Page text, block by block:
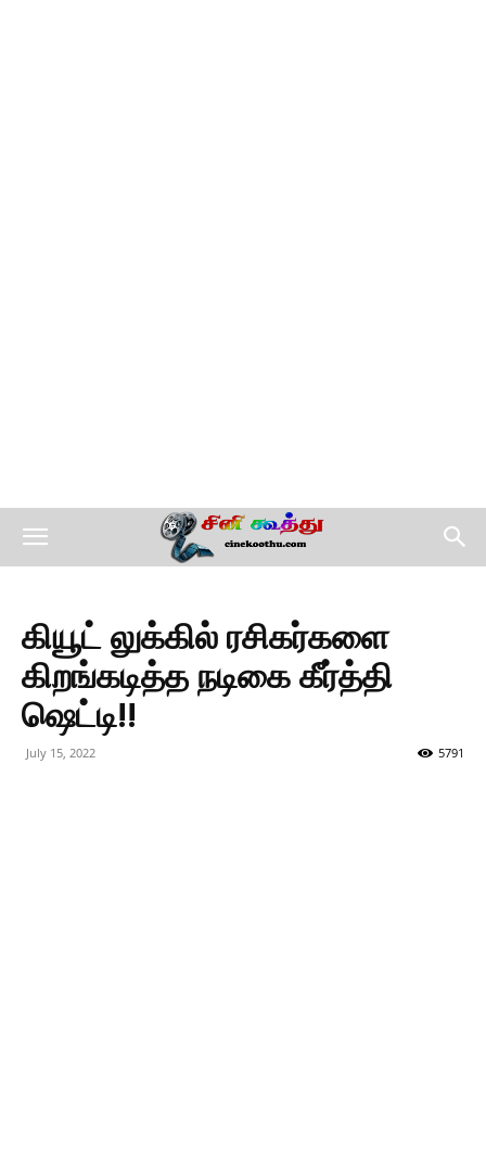
கியூட் லுக்கில் ரசிகர்களை
கிறங்கடித்த நடிகை கீர்த்தி
ஷெட்டி!!
July 15, 2022 5791